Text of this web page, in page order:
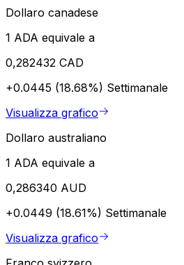
Dollaro canadese
1 ADA equivale a
0,282432 CAD
+0.0445 (18.68%) Settimanale
Visualizza grafico
Dollaro australiano
1 ADA equivale a
0,286340 AUD
+0.0449 (18.61%) Settimanale
Visualizza grafico